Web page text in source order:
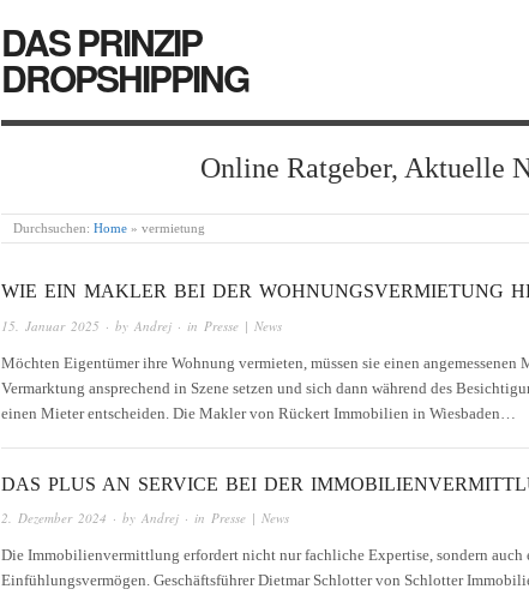
DAS PRINZIP
DROPSHIPPING
Online Ratgeber, Aktuelle
Durchsuchen: Home » vermietung
WIE EIN MAKLER BEI DER WOHNUNGSVERMIETUNG
15. Januar 2025 · by Andrej · in Presse | News
Möchten Eigentümer ihre Wohnung vermieten, müssen sie einen
Vermarktung ansprechend in Szene setzen und sich dann während des
einen Mieter entscheiden. Die Makler von Rückert Immobilien in Wiesbaden…
DAS PLUS AN SERVICE BEI DER
2. Dezember 2024 · by Andrej · in Presse | News
Die Immobilienvermittlung erfordert nicht nur fachliche Expertise, sondern auch
Einfühlungsvermögen. Geschäftsführer Dietmar Schlotter von Schlotter